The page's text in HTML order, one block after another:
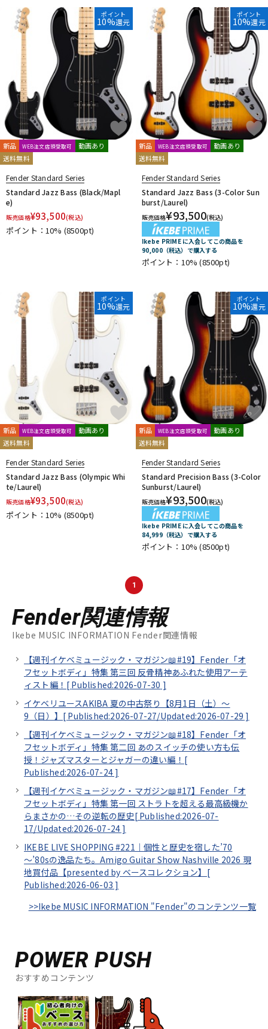
ポイント
10%還元
新品 WEB注文店頭受取可
動画あり
送料無料
Fender Standard Series
Standard Jazz Bass (Black/Mapl
e)
販売価格¥93,500(税込)
ポイント：10% (8500pt)
ポイント
10%還元
新品 WEB注文店頭受取可
動画あり
送料無料
Fender Standard Series
Standard Jazz Bass (3-Color Sun
burst/Laurel)
販売価格¥93,500(税込)
Ikebe PRIME に入会してこの商品を
90,000（税込）で購入する
ポイント：10%(8500pt)
ポイント
10%還元
新品 WEB注文店頭受取可
動画あり
送料無料
Fender Standard Series
Standard Jazz Bass (Olympic Whi
te/Laurel)
販売価格¥93,500(税込)
ポイント：10% (8500pt)
ポイント
10%還元
新品 WEB注文店頭受取可
動画あり
送料無料
Fender Standard Series
Standard Precision Bass (3-Color
Sunburst/Laurel)
販売価格¥93,500(税込)
Ikebe PRIME に入会してこの商品を
84,999（税込）で購入する
ポイント：10%(8500pt)
1
Fender関連情報
Ikebe MUSIC INFORMATION Fender関連情報
【週刊イケベミュージック・マガジン📖#19】Fender「オ
フセットボディ」特集 第三回 反骨精神あふれた使用アーテ
ィスト編！[ Published:2026-07-30 ]
イケベリユースAKIBA 夏の中古祭り【8月1日（土）～
9（日）】[ Published:2026-07-27/Updated:2026-07-29 ]
【週刊イケベミュージック・マガジン📖#18】Fender「オ
フセットボディ」特集 第二回 あのスイッチの使い方も伝
授！ジャズマスターとジャガーの違い編！[
Published:2026-07-24 ]
【週刊イケベミュージック・マガジン📖#17】Fender「オ
フセットボディ」特集 第一回 ストラトを超える最高級機か
らまさかの…その逆転の歴史[ Published:2026-07-
17/Updated:2026-07-24 ]
IKEBE LIVE SHOPPING #221｜個性と歴史を宿した’70
～’80sの逸品たち。Amigo Guitar Show Nashville 2026 現
地買付品【presented by ベースコレクション】[
Published:2026-06-03 ]
>>Ikebe MUSIC INFORMATION "Fender"のコンテンツ一覧
POWER PUSH
おすすめコンテンツ